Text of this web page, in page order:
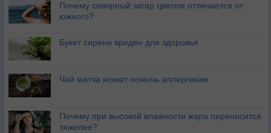
Почему северный загар цветом отличается от
южного?
Букет сирени вреден для здоровья
Чай матча может помочь аллергикам
Почему при высокой влажности жара переносится
тяжелее?